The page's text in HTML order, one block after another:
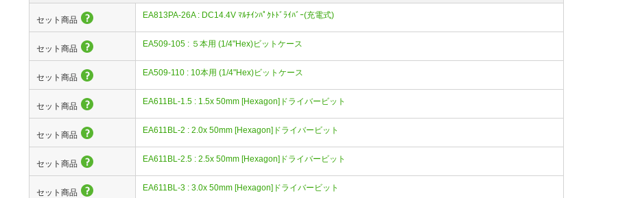
セット商品 EA813PA-26A : DC14.4V ﾏﾙﾁｲﾝﾊﾟｸﾄﾄﾞﾗｲﾊﾞｰ(充電式)
セット商品 EA509-105 : ５本用 (1/4"Hex)ビットケース
セット商品 EA509-110 : 10本用 (1/4"Hex)ビットケース
セット商品 EA611BL-1.5 : 1.5x 50mm [Hexagon]ドライバービット
セット商品 EA611BL-2 : 2.0x 50mm [Hexagon]ドライバービット
セット商品 EA611BL-2.5 : 2.5x 50mm [Hexagon]ドライバービット
セット商品 EA611BL-3 : 3.0x 50mm [Hexagon]ドライバービット